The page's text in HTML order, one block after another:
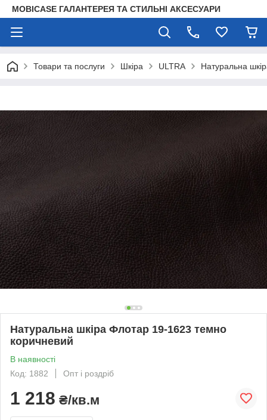
MOBICASE ГАЛАНТЕРЕЯ ТА СТИЛЬНІ АКСЕСУАРИ
Товари та послуги Шкіра ULTRA Натуральна
Натуральна шкіра Флотар 19-1623 темно
коричневий
В наявності
Код: 1882
Опт і роздріб
1 218 ₴/кв.м